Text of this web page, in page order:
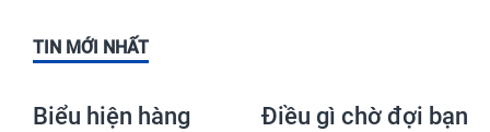
TIN MỚI NHẤT
Biểu hiện hàng
Điều gì chờ đợi bạn